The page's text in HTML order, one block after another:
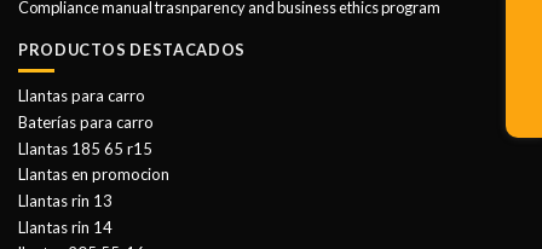
Compliance manual trasnparency and business ethics program
PRODUCTOS DESTACADOS
Llantas para carro
Baterías para carro
Llantas 185 65 r15
Llantas en promocion
Llantas rin 13
Llantas rin 14